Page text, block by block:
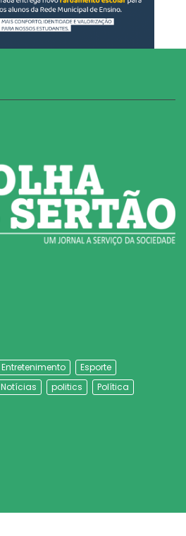
Entretenimento
Esporte
Notícias politics
Política